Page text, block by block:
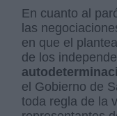
En cuanto al
las
en que el
de los
el Gobierno de
toda regla de la